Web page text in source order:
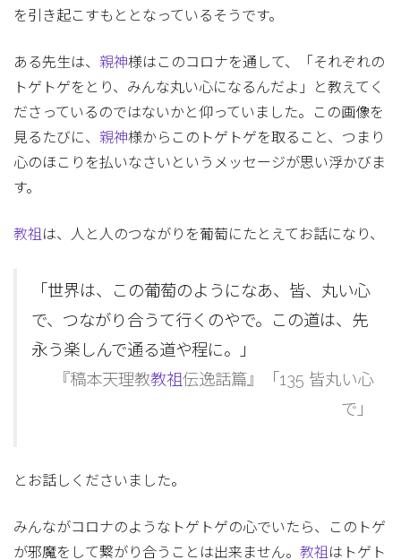
を引き起こすもととなっているそうです。
ある先生は、 親神様はこのコロナを通して、「それぞれの
トゲトゲをとり、みんな丸い心になるんだよ」と教えてく
ださっているのではないかと仰っていました。この画像を
見るたびに、 親神様からこのトゲトゲを取ること、つまり
心のほこりを払いなさいというメッセージが思い浮かびま
す。
教祖 は、人と人のつながりを葡萄にたとえてお話になり、
「世界は、この葡萄のようになあ、皆、丸い心
で、つながり合うて行くのやで。この道は、先
永う楽しんで通る道や程に。」
『稿本天理教教祖伝逸話篇』「135 皆丸い心
で」
とお話しくださいました。
みんながコロナのようなトゲトゲの心でいたら、このトゲ
が邪魔をして繋がり合うことは出来ません。 教祖 はトゲト